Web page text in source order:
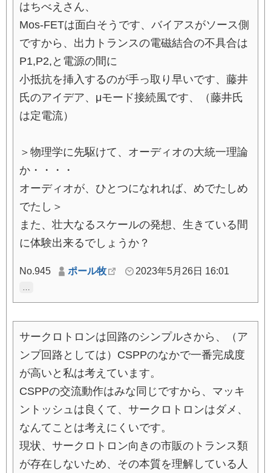
はちべえさん、
Mos-FETは面白そうです、バイアスがソース側
ですから、出力トランスの電磁結合の不具合は
P1,P2,と電源の間に
小抵抗を挿入するのが手っ取り早いです、藤井
氏のアイデア、μモード接続風です、（藤井氏
は定電流）
＞物理学に先駆けて、オーディオの大統一理論
か・・・・
オーディオが、ひとつになれれば、めでたしめ
でたし＞
また、壮大なるスケールの発想、生きている間
に体験出来るでしょうか？
No.945 ポール牧 2023年5月26日 16:01
…
サークロトロンは回路のシンプルさから、（ア
ンプ回路としては）CSPPのなかで一番完成度
が高いと私は考えています。
CSPPの交流動作はみな同じですから、マッキ
ントッシュは良くて、サークロトロンはダメ、
なんてことは考えにくいです。
現状、サークロトロン向きの市販のトランス類
が存在しないため、その本質を理解している人